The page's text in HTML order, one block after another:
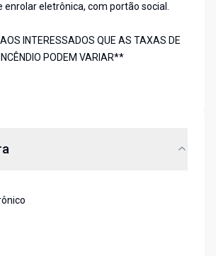
enrolar eletrônica, com portão social.
INTERESSADOS QUE AS TAXAS DE
PODEM VARIAR**